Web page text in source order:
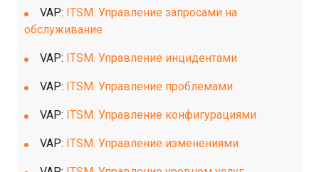
VAP: ITSM. Управление запросами на
обслуживание
VAP: ITSM. Управление инцидентами
VAP: ITSM. Управление проблемами
VAP: ITSM. Управление конфигурациями
VAP: ITSM. Управление изменениями